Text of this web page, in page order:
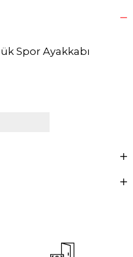
Spor Ayakkabı